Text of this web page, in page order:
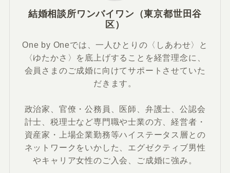
結婚相談所ワンバイワン（東京都世田谷
区）
One by Oneでは、一人ひとりの〈しあわせ〉と
〈ゆたかさ〉を底上げすることを経営理念に、
会員さまのご成婚に向けてサポートさせていた
だきます。
政治家、官僚・公務員、医師、弁護士、公認会
計士、税理士など専門職や士業の方、経営者・
資産家・上場企業勤務等ハイステータス層との
ネットワークをいかした、エグゼクティブ男性
やキャリア女性のご入会、ご成婚に強み。